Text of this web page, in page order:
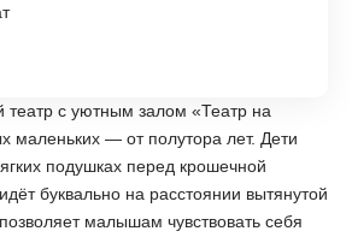
театр с уютным залом «Театр на
маленьких — от полутора лет. Дети
подушках перед крошечной
буквально на расстоянии вытянутой
малышам чувствовать себя